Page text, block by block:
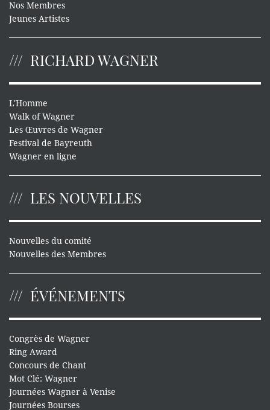
Nos Membres
Jeunes Artistes
RICHARD WAGNER
L'Homme
Walk of Wagner
Les Œuvres de Wagner
Festival de Bayreuth
Wagner en ligne
LES NOUVELLES
Nouvelles du comité
Nouvelles des Membres
ÉVÉNEMENTS
Congrès de Wagner
Ring Award
Concours de Chant
Mot Clé: Wagner
Journées Wagner à Venise
Journées Bourses